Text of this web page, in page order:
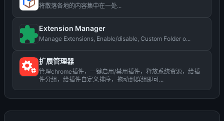
将散落各地的内容集中在一处...
Extension Manager
Manage Extensions, Enable/disable, Custom Folder o...
扩展管理器
管理chrome插件，一键启用/禁用插件，释放系统资源，给插
件分组，给插件自定义排序，拖动到群组即可...